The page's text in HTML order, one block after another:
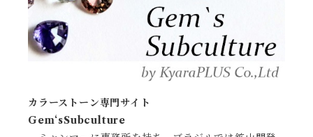
カラーストーン専門サイト
Gem‘sSubculture